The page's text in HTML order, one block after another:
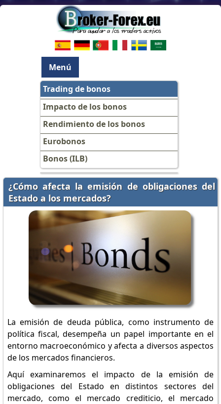
Menú
Trading de bonos
Impacto de los bonos
Rendimiento de los bonos
Eurobonos
Bonos (ILB)
¿Cómo afecta la emisión de obligaciones del
Estado a los mercados?
La emisión de deuda pública, como instrumento de
política fiscal, desempeña un papel importante en el
entorno macroeconómico y afecta a diversos aspectos
de los mercados financieros.
Aquí examinaremos el impacto de la emisión de
obligaciones del Estado en distintos sectores del
mercado, como el mercado crediticio, el mercado